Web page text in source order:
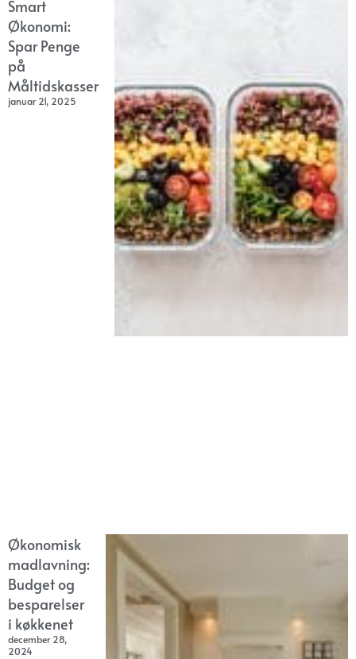
Smart
Økonomi:
Spar Penge
på
Måltidskasser
januar 21, 2025
Økonomisk
madlavning:
Budget og
besparelser
i køkkenet
december 28,
2024